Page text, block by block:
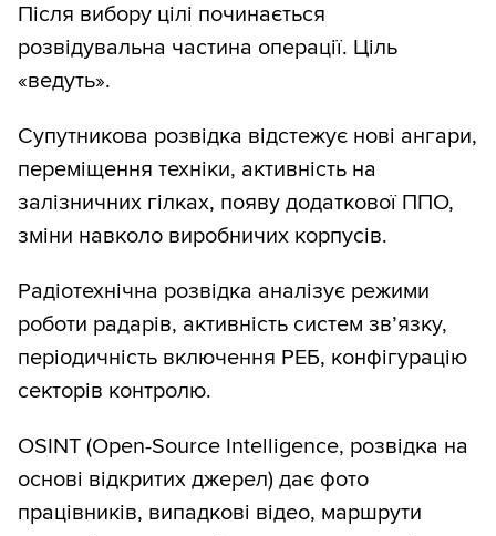
Після вибору цілі починається
розвідувальна частина операції. Ціль
«ведуть».
Супутникова розвідка відстежує нові ангари,
переміщення техніки, активність на
залізничних гілках, появу додаткової ППО,
зміни навколо виробничих корпусів.
Радіотехнічна розвідка аналізує режими
роботи радарів, активність систем зв’язку,
періодичність включення РЕБ, конфігурацію
секторів контролю.
OSINT (Open-Source Intelligence, розвідка на
основі відкритих джерел) дає фото
працівників, випадкові відео, маршрути